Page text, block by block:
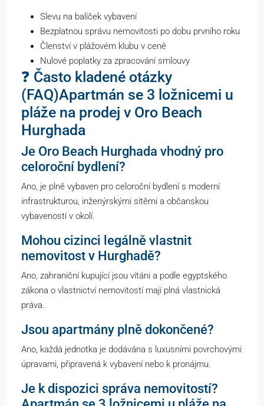
Slevu na balíček vybavení
Bezplatnou správu nemovitosti po dobu prvního roku
Členství v plážovém klubu v ceně
Nulové poplatky za zpracování smlouvy
❓ Často kladené otázky
(FAQ)Apartmán se 3 ložnicemi u
pláže na prodej v Oro Beach
Hurghada
Je Oro Beach Hurghada vhodný pro
celoroční bydlení?
Ano, je plně vybaven pro celoroční bydlení s moderní
infrastrukturou, inženýrskými sítěmi a občanskou
vybaveností v okolí.
Mohou cizinci legálně vlastnit
nemovitost v Hurghadě?
Ano, zahraniční kupující jsou vítáni a podle egyptského
zákona o vlastnictví nemovitostí mají plná vlastnická
práva.
Jsou apartmány plně dokončené?
Ano, každá jednotka je dodávána s luxusními povrchovými
úpravami, připravená k vybavení nebo k pronájmu.
Je k dispozici správa nemovitostí?